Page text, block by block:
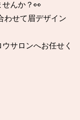
せんか？👀
わせて眉デザイン
サロンへお任せく